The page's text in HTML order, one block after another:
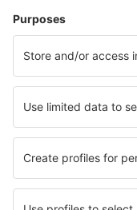
Hoteluri în Deauville
Hoteluri în Narbonne
Hoteluri în Marsilia
Cele mai bune
Hoteluri în Berekfürdő
Hoteluri în Bernezzo